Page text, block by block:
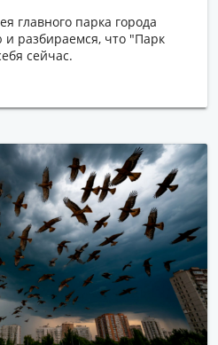
главного парка города
разбираемся, что "Парк
сейчас.